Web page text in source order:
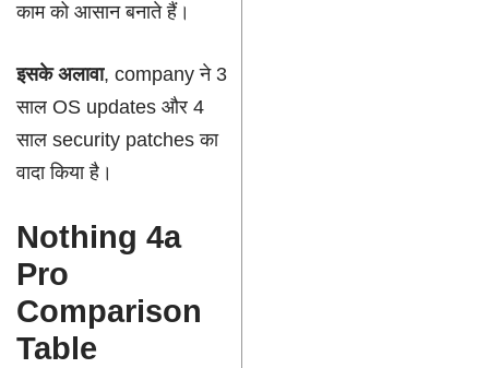
काम को आसान बनाते हैं।
इसके अलावा, company ने 3
साल OS updates और 4
साल security patches का
वादा किया है।
Nothing 4a
Pro
Comparison
Table